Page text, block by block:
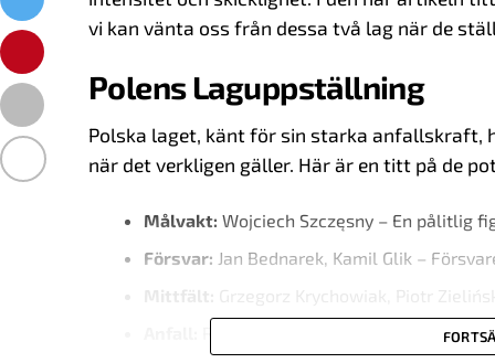
vi kan vänta oss från dessa två lag när de
Polens Laguppställning
Polska laget, känt för sin starka anfallskraft,
när det verkligen gäller. Här är en titt på de
Målvakt: Wojciech Szczęsny – En pålitlig
Försvar: Jan Bednarek, Kamil Glik –
Robert Lewandowski – Den